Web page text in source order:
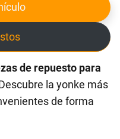
de repuesto para
la yonke más
de forma